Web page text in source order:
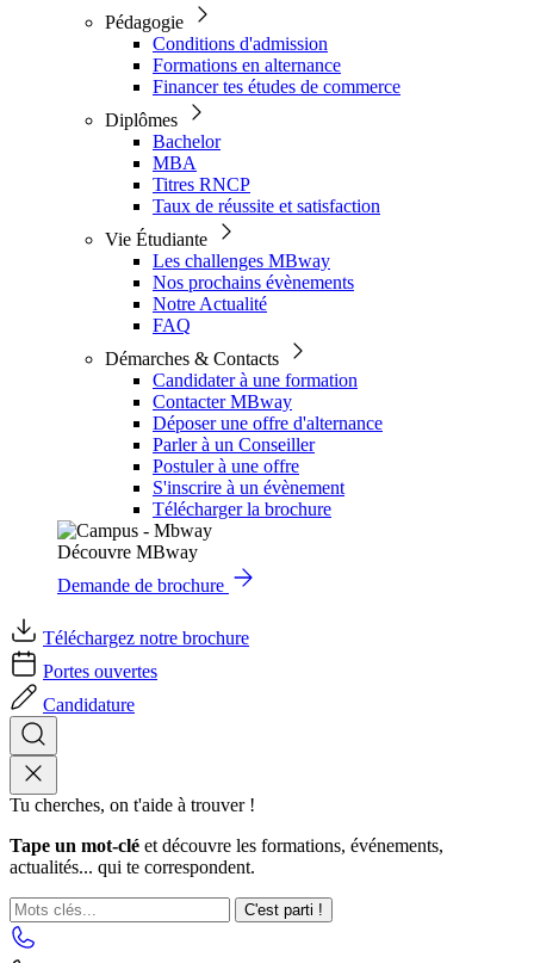
Pédagogie
Conditions d'admission
Formations en alternance
Financer tes études de commerce
Diplômes
Bachelor
MBA
Titres RNCP
Taux de réussite et satisfaction
Vie Étudiante
Les challenges MBway
Nos prochains évènements
Notre Actualité
FAQ
Démarches & Contacts
Candidater à une formation
Contacter MBway
Déposer une offre d'alternance
Parler à un Conseiller
Postuler à une offre
S'inscrire à un évènement
Télécharger la brochure
Découvre MBway
Demande de brochure
Téléchargez notre brochure
Portes ouvertes
Candidature
Tu cherches, on t'aide à trouver !
Tape un mot-clé et découvre les formations, événements,
actualités... qui te correspondent.
C'est parti !